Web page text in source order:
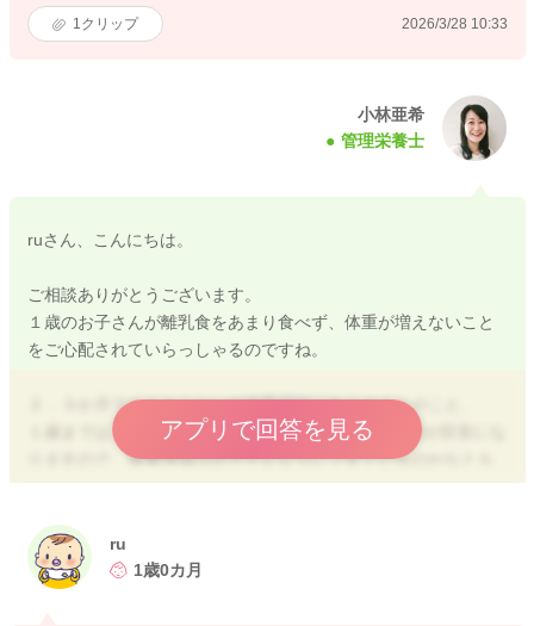
1 クリップ 2026/3/28 10:33
小林亜希
管理栄養士
ruさん、こんにちは。
ご相談ありがとうございます。
１歳のお子さんが離乳食をあまり食べず、体重が増えないこと
をご心配されていらっしゃるのですね。
２．３か月で１ｋｇくらいの体重増加はありそうとのこと、
１歳までは、300~450g/月、１歳以降は100~200g/月が目安にな
りますので、体重増加はお子さんなりにできているのかなとも
感じました。
ここ数日風邪気味で鼻水も出てしまっているとのこと、食べな
い原因として考えられますね。
アプリで回答を見る
ru
1歳0カ月